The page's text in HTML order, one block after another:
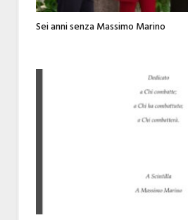
Sei anni senza Massimo Marino